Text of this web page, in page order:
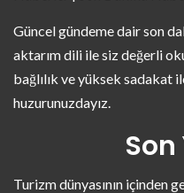
Güncel gündeme dair son
aktarım dili ile siz değerli
bağlılık ve yüksek sadakat
huzurunuzdayız.
Son
Turizm dünyasının içinden